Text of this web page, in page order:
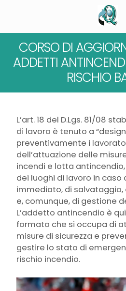
CORSO DI
ADDETTI
RISCHIO
L’art. 18 del D.Lgs. 81/08
di lavoro è tenuto a
preventivamente i
dell’attuazione delle
incendi e lotta
dei luoghi di lavoro in caso
immediato, di
e, comunque, di gestione
L’addetto antincendio è
formato che si occupa di
misure di sicurezza e
gestire lo stato di
rischio incendio.